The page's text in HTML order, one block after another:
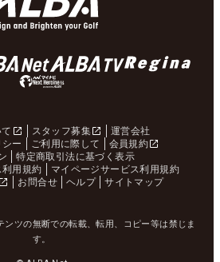
スタッフ募集
運営会社
ー
ご利用に際して
会員規約
特定商取引法に基づく表示
用規約
マイページサービス利用規約
お問合せ ヘルプ サイトマップ
ンツの無断での転載、転用、コピー等は禁じま
す。